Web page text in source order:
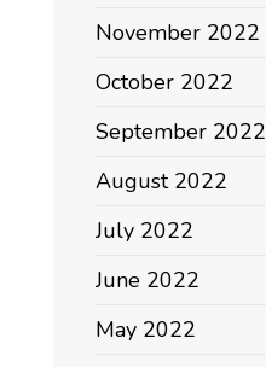
November 2022
October 2022
September 2022
August 2022
July 2022
June 2022
May 2022